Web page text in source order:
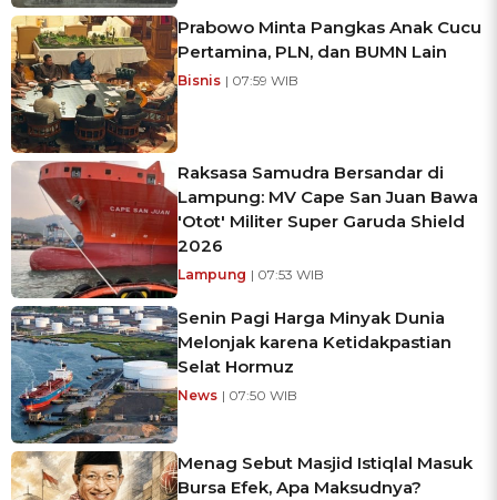
Prabowo Minta Pangkas Anak Cucu
Pertamina, PLN, dan BUMN Lain
Bisnis | 07:59 WIB
Raksasa Samudra Bersandar di
Lampung: MV Cape San Juan Bawa
'Otot' Militer Super Garuda Shield
2026
Lampung | 07:53 WIB
Senin Pagi Harga Minyak Dunia
Melonjak karena Ketidakpastian
Selat Hormuz
News | 07:50 WIB
Menag Sebut Masjid Istiqlal Masuk
Bursa Efek, Apa Maksudnya?